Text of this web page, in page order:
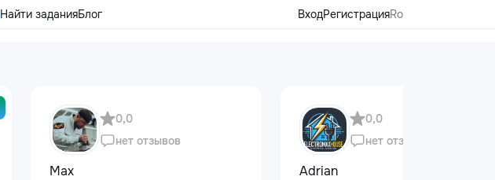
Найти заданияБлог ВходРегистрацияRo
0,0
нет отзывов
Max
0,0
нет отзывов
Adrian